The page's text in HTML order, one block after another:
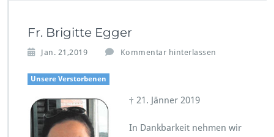
Fr. Brigitte Egger
Jan. 21,2019 Kommentar hinterlassen
Unsere Verstorbenen
† 21. Jänner 2019
In Dankbarkeit nehmen wir